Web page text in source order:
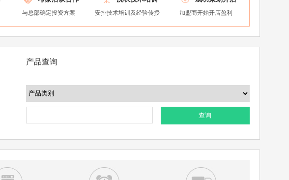
与总部确定投资方案 安排技术培训及经验传授 加盟商开始开店盈利
产品查询
查询